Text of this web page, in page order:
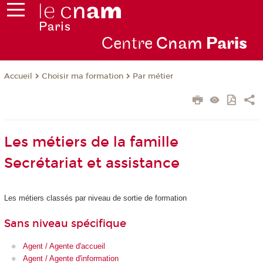
Centre Cnam Paris
Accueil Choisir ma formation Par métier
Les métiers de la famille
Secrétariat et assistance
Les métiers classés par niveau de sortie de formation
Sans niveau spécifique
Agent / Agente d'accueil
Agent / Agente d'information